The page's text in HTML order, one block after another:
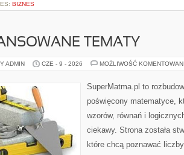
BIZNES
TEMATY
ADMIN CZE - 9 - 2026 MOŻLIWOŚĆ
SuperMatma.pl to
poświęcony matematyce,
wzorów, równań i
ciekawy. Strona została
które chcą poznawać